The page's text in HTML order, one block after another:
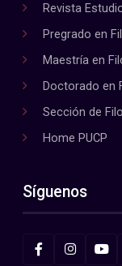
Revista
Pregrado en
Maestría en
Doctorado en
Sección de
Home PUCP
Síguenos